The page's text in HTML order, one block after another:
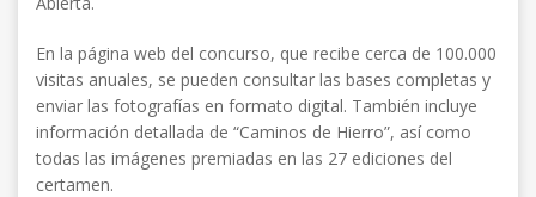
En la página web del concurso, que recibe cerca de 100.000
visitas anuales, se pueden consultar las bases completas y
enviar las fotografías en formato digital. También incluye
información detallada de “Caminos de Hierro”, así como
todas las imágenes premiadas en las 27 ediciones del
certamen.